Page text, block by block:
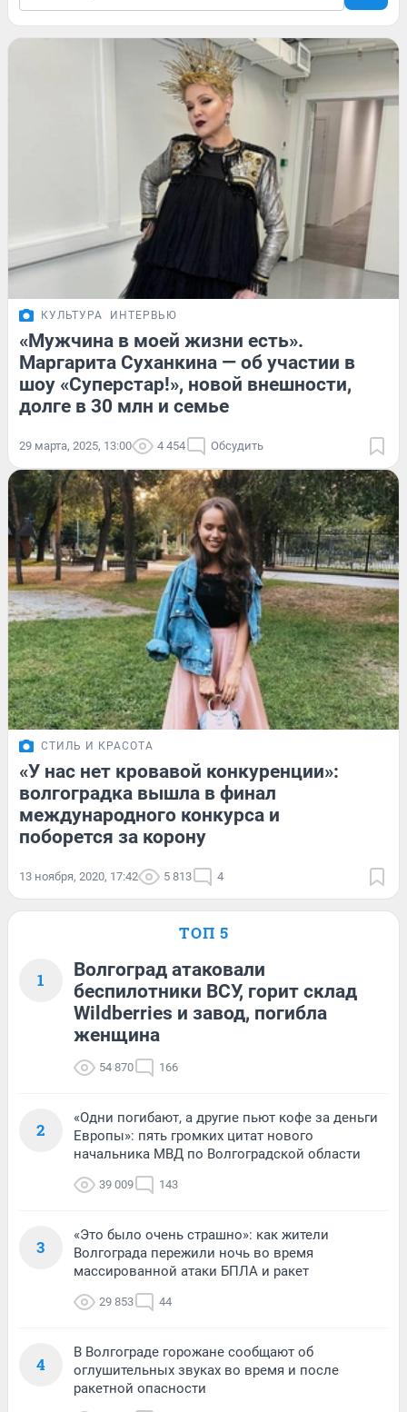
КУЛЬТУРА ИНТЕРВЬЮ
«Мужчина в моей жизни есть».
Маргарита Суханкина — об участии в
шоу «Суперстар!», новой внешности,
долге в 30 млн и семье
29 марта, 2025, 13:00 4 454 Обсудить
СТИЛЬ И КРАСОТА
«У нас нет кровавой конкуренции»:
волгоградка вышла в финал
международного конкурса и
поборется за корону
13 ноября, 2020, 17:42 5 813 4
ТОП 5
1
Волгоград атаковали
беспилотники ВСУ, горит склад
Wildberries и завод, погибла
женщина
54 870 166
2
«Одни погибают, а другие пьют кофе за деньги
Европы»: пять громких цитат нового
начальника МВД по Волгоградской области
39 009 143
3
«Это было очень страшно»: как жители
Волгограда пережили ночь во время
массированной атаки БПЛА и ракет
29 853 44
4
В Волгограде горожане сообщают об
оглушительных звуках во время и после
ракетной опасности